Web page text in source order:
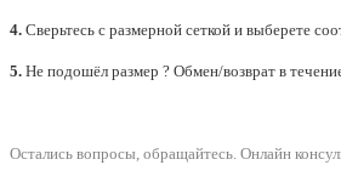
4. Сверьтесь с размерной сеткой и выберете
5. Не подошёл размер ? Обмен/возврат в
Остались вопросы, обращайтесь. Онлайн